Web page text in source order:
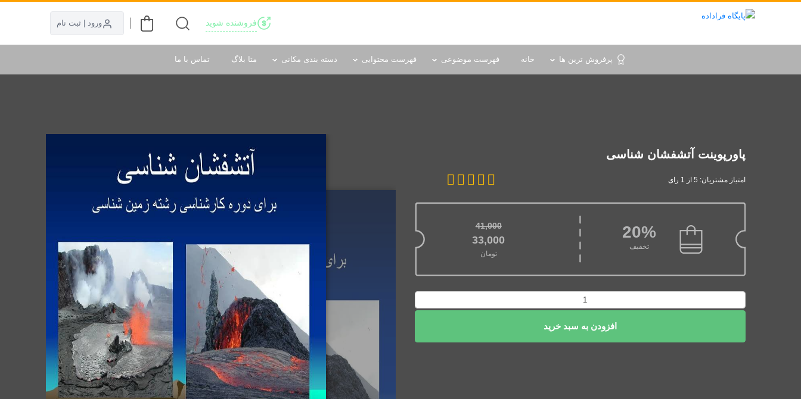
فروشنده شوید ورود | ثبت نام
پرفروش ترین ها خانه فهرست موضوعی فهرست محتوایی دسته بندی مکانی متا بلاگ تماس با ما
پاورپوینت آتشفشان شناسی
امتیاز مشتریان: 5 از 1 رای
20%
تخفیف
41,000
قیمت اصلی: 41,000تومان بود.
33,000
تومان
آتشفشان
عدد
افزودن به سبد خرید